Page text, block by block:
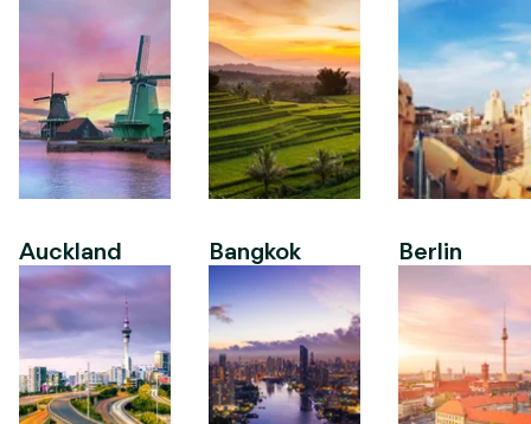
Auckland Bangkok Berlin